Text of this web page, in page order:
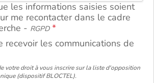
les informations saisies soient
me recontacter dans le cadre
- RGPD
recevoir les communications de
votre droit à vous inscrire sur la liste d'opposition
(dispositif BLOCTEL).